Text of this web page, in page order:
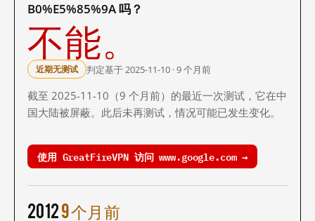
B0%E5%85%9A 吗？
不能。
近期无测试 判定基于 2025-11-10 · 9 个月前
截至 2025-11-10（9 个月前）的最近一次测试，它在中
国大陆被屏蔽。此后未再测试，情况可能已发生变化。
使用 GreatFireVPN 访问 www.google.com →
20129 个月前